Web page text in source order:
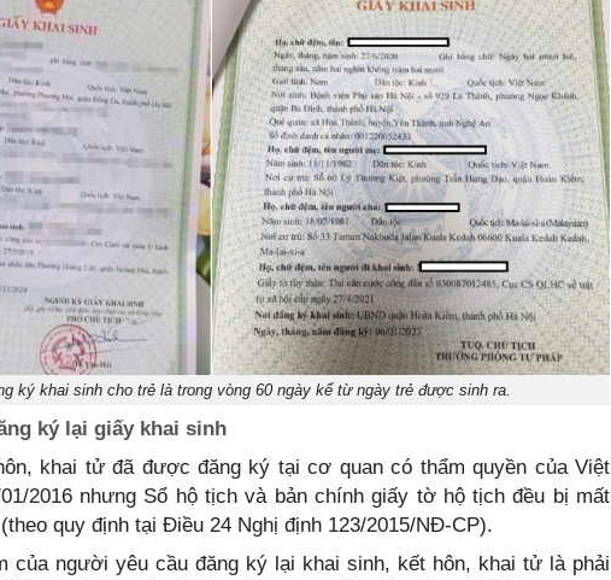
ký khai sinh cho trẻ là trong vòng 60 ngày kể từ ngày trẻ được sinh ra.
ký lại giấy khai sinh
khai tử đã được đăng ký tại cơ quan có thẩm quyền của Việt
2016 nhưng Sổ hộ tịch và bản chính giấy tờ hộ tịch đều bị mất
quy định tại Điều 24 Nghị định 123/2015/NĐ-CP).
của người yêu cầu đăng ký lại khai sinh, kết hôn, khai tử là phải